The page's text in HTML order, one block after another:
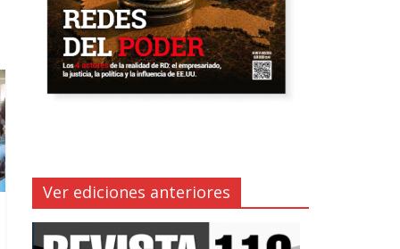
Ver ediciones anteriores